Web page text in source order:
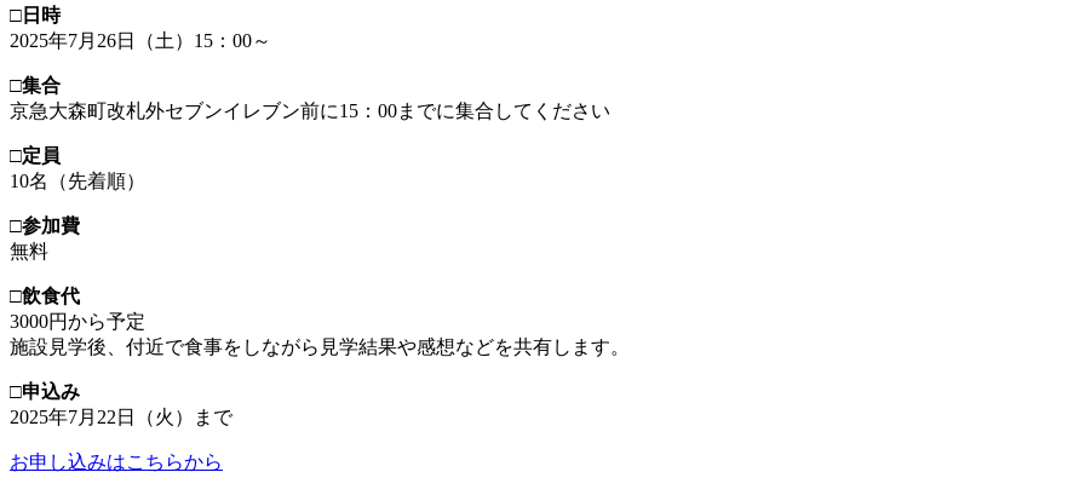
□日時
2025年7月26日（土）15：00～
□集合
京急大森町改札外セブンイレブン前に15：00までに集合してください
□定員
10名（先着順）
□参加費
無料
□飲食代
3000円から予定
施設見学後、付近で食事をしながら見学結果や感想などを共有します。
□申込み
2025年7⽉22⽇（火）まで
お申し込みはこちらから